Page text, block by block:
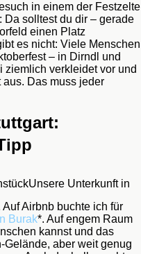
in einem der Festzelte
solltest du dir – gerade
einen Platz
es nicht: Viele Menschen
– in Dirndl und
ziemlich verkleidet vor und
Das muss jeder
Unsere Unterkunft in
Airbnb buchte ich für
Burak*. Auf engem Raum
kannst und das
Gelände, aber weit genug